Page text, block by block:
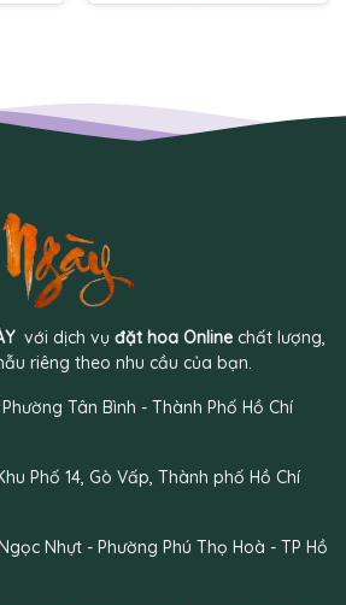
với dịch vụ đặt hoa Online chất lượng,
riêng theo nhu cầu của bạn.
Tân Bình - Thành Phố Hồ Chí
Phố 14, Gò Vấp, Thành phố Hồ Chí
Nhựt - Phường Phú Thọ Hoà - TP Hồ